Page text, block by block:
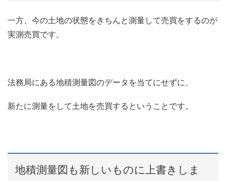
一方、今の土地の状態をきちんと測量して売買をするのが
実測売買です。
法務局にある地積測量図のデータを当てにせずに、
新たに測量をして土地を売買するということです。
地積測量図も新しいものに上書きしま